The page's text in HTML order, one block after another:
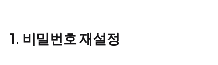
1. 비밀번호 재설정